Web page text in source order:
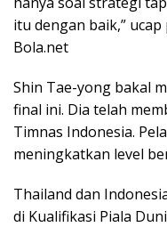
itu dengan baik,”
Bola.net
Shin Tae-yong bakal
final ini. Dia telah
Timnas Indonesia.
meningkatkan level
Thailand dan
di Kualifikasi Piala